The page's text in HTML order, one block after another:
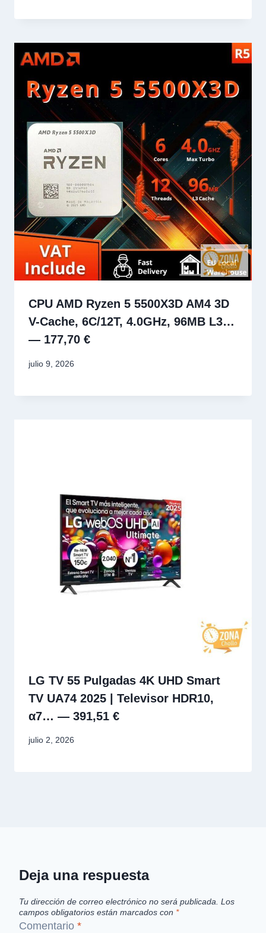
CPU AMD Ryzen 5 5500X3D AM4 3D
V-Cache, 6C/12T, 4.0GHz, 96MB L3…
— 177,70 €
julio 9, 2026
LG TV 55 Pulgadas 4K UHD Smart
TV UA74 2025 | Televisor HDR10,
α7… — 391,51 €
julio 2, 2026
Deja una respuesta
Tu dirección de correo electrónico no será publicada. Los
campos obligatorios están marcados con *
Comentario *